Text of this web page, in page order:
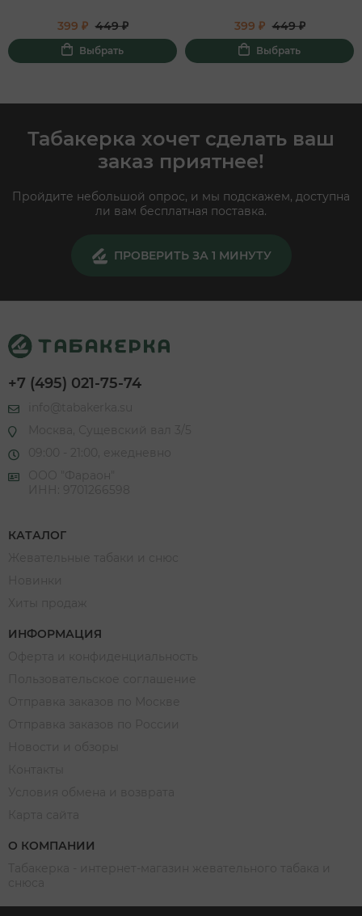
399 ₽ 449 ₽
Выбрать
399 ₽ 449 ₽
Выбрать
Табакерка хочет сделать ваш
заказ приятнее!
Пройдите небольшой опрос, и мы подскажем, доступна
ли вам бесплатная поставка.
ПРОВЕРИТЬ ЗА 1 МИНУТУ
+7 (495) 021-75-74
КАТАЛОГ
ИНФОРМАЦИЯ
О КОМПАНИИ